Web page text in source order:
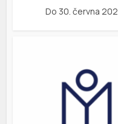
Do 30. června